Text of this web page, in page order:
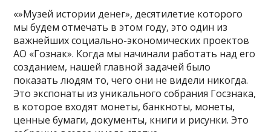
«»Музей истории денег», десятилетие которого
мы будем отмечать в этом году, это один из
важнейших социально-экономических проектов
АО «Гознак». Когда мы начинали работать над его
созданием, нашей главной задачей было
показать людям то, чего они не видели никогда.
Это экспонаты из уникального собрания Госзнака,
в которое входят монеты, банкноты, монеты,
ценные бумаги, документы, книги и рисунки. Это